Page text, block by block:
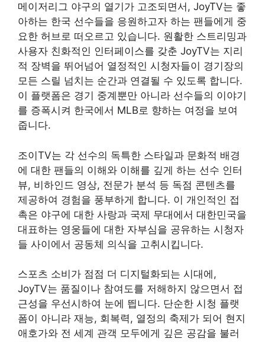
메이저리그 야구의 열기가 고조되면서, JoyTV는 좋
아하는 한국 선수들을 응원하고자 하는 팬들에게 중
요한 허브로 떠오르고 있습니다. 원활한 스트리밍과
사용자 친화적인 인터페이스를 갖춘 JoyTV는 지리
적 장벽을 뛰어넘어 열정적인 시청자들이 경기장의
모든 스릴 넘치는 순간과 연결될 수 있도록 합니다.
이 플랫폼은 경기 중계뿐만 아니라 선수들의 이야기
를 증폭시켜 한국에서 MLB로 향하는 여정을 보여
줍니다.
조이TV는 각 선수의 독특한 스타일과 문화적 배경
에 대한 팬들의 이해와 이해를 깊게 하는 선수 인터
뷰, 비하인드 영상, 전문가 분석 등 독점 콘텐츠를
제공하여 경험을 풍부하게 합니다. 이 개인적인 접
촉은 야구에 대한 사랑과 국제 무대에서 대한민국을
대표하는 영웅들에 대한 자부심을 공유하는 시청자
들 사이에서 공동체 의식을 고취시킵니다.
스포츠 소비가 점점 더 디지털화되는 시대에,
JoyTV는 품질이나 참여도를 저해하지 않으면서 접
근성을 우선시하여 눈에 띕니다. 단순한 시청 플랫
폼이 아니라 재능, 회복력, 열정의 축제가 되어 현지
애호가와 전 세계 관객 모두에게 깊은 공감을 불러